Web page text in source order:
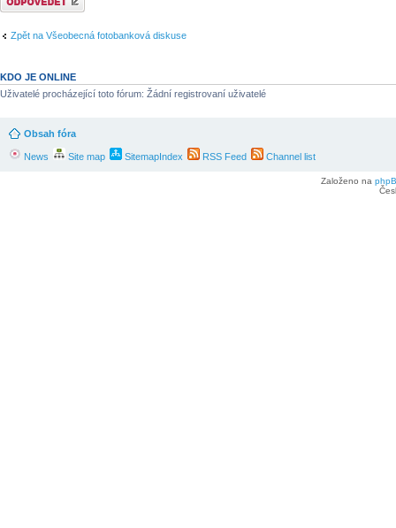
Zpět na Všeobecná fotobanková diskuse
KDO JE ONLINE
Uživatelé procházející toto fórum: Žádní registrovaní uživatelé
Obsah fóra
News Site map SitemapIndex RSS Feed Channel list
Založeno na